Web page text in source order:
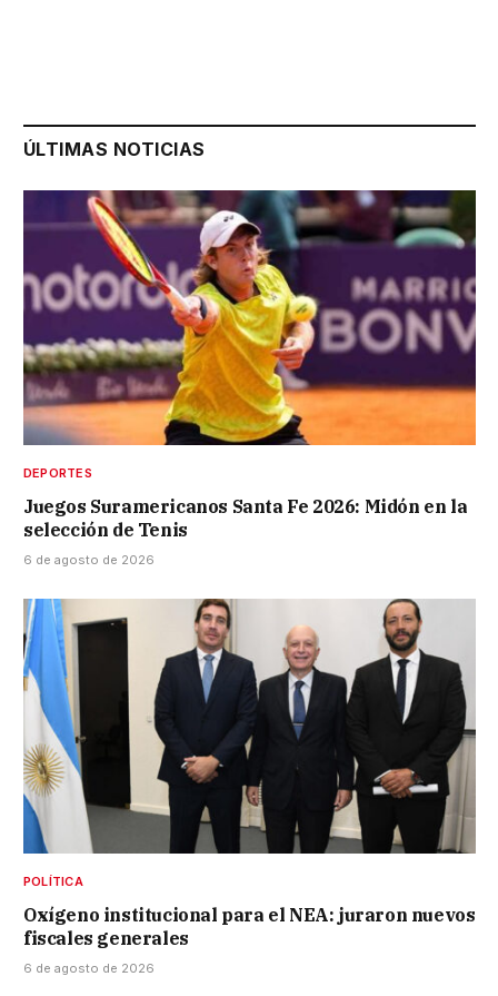
ÚLTIMAS NOTICIAS
DEPORTES
Juegos Suramericanos Santa Fe 2026: Midón en la
selección de Tenis
6 de agosto de 2026
POLÍTICA
Oxígeno institucional para el NEA: juraron nuevos
fiscales generales
6 de agosto de 2026